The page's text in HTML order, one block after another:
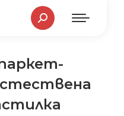
Search: